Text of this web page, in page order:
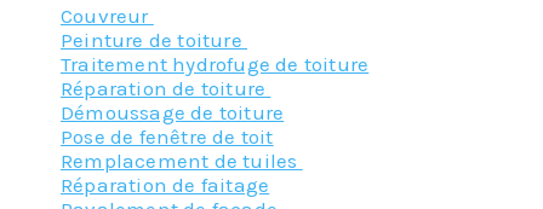
Couvreur
Peinture de toiture
Traitement hydrofuge de toiture
Réparation de toiture
Démoussage de toiture
Pose de fenêtre de toit
Remplacement de tuiles
Réparation de faitage